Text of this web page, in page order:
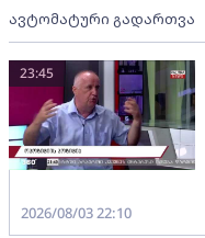
ავტომატური გადართვა
23:45
2026/08/03 22:10